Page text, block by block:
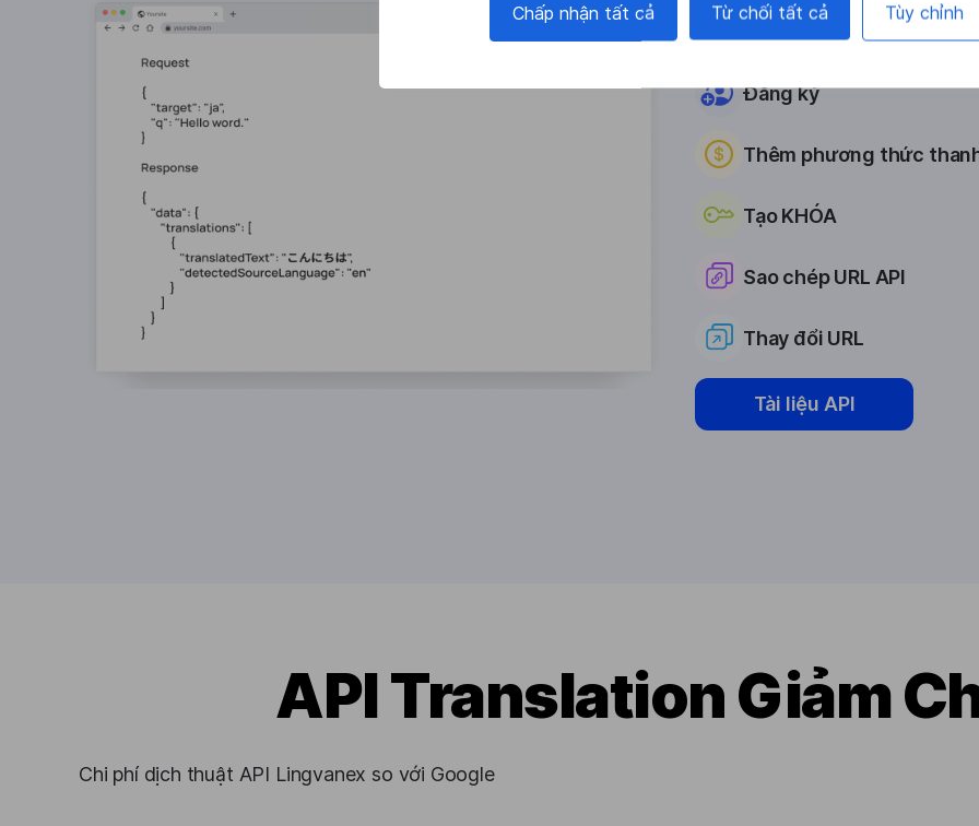
Chấp nhận tất cả Từ chối tất cả Tùy chỉnh
Định dạng REST API giống như
Đăng ký
Thêm phương thức
Tạo KHÓA
Sao chép URL API
Thay đổi URL
Tài liệu API
API Translation Giảm
Chi phí dịch thuật API Lingvanex so với Google